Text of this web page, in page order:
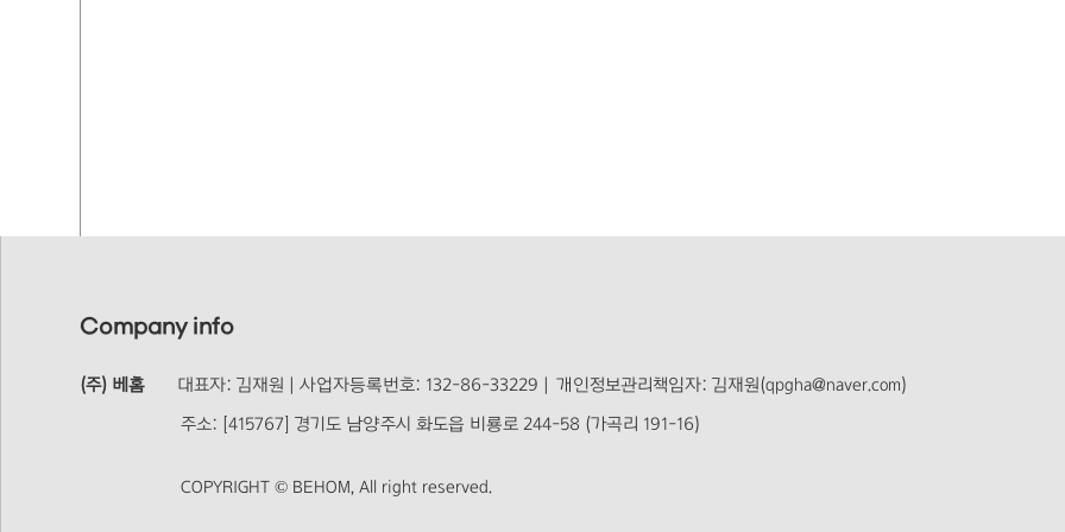
Company info
(주) 베홈 대표자: 김재원 | 사업자등록번호: 132-86-33229 | 개인정보관리책임자: 김재원(qpgha@naver.com)
주소: [415767] 경기도 남양주시 화도읍 비룡로 244-58 (가곡리 191-16)
COPYRIGHT © BEHOM, All right reserved.